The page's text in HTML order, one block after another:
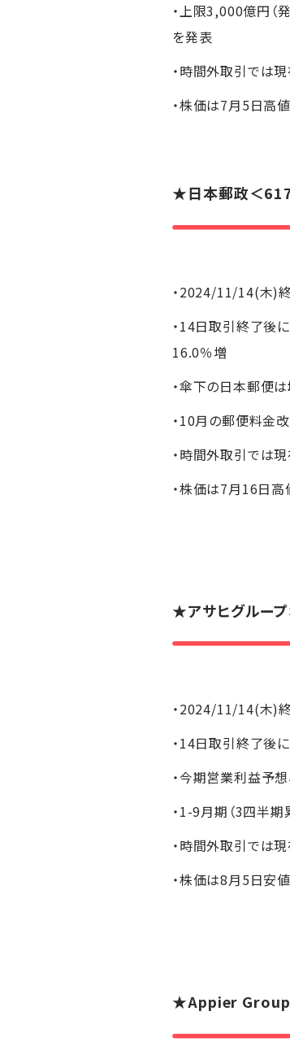
・上限3,000億円（
を発表
・時間外取引では
・株価は7月5日高
★日本郵政＜
・2024/11/14(木)
・14日取引終了後
16.0％増
・傘下の日本郵便は
・10月の郵便料金
・時間外取引では
・株価は7月16日
★アサヒグルー
・2024/11/14(木)
・14日取引終了後
・今期営業利益予
・1-9月期（3四半
・時間外取引では
・株価は8月5日安
★Appier Group